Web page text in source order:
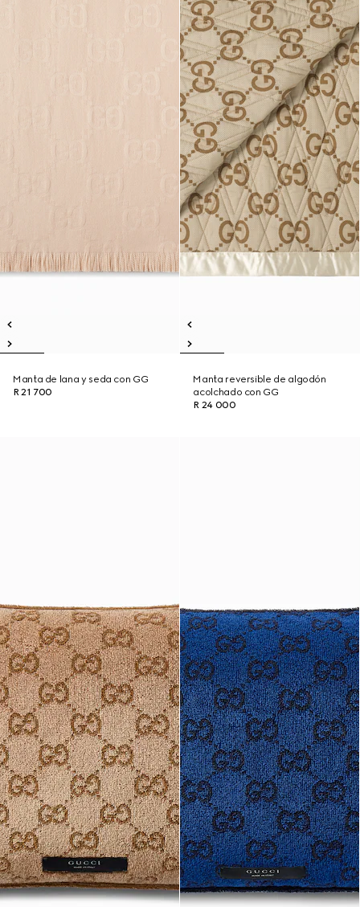
Manta de lana y seda con GG
R 21 700
Manta reversible de algodón
acolchado con GG
R 24 000